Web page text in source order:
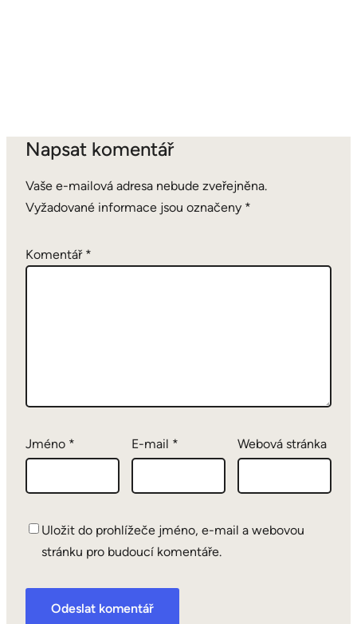
Napsat komentář
Vaše e-mailová adresa nebude zveřejněna.
Vyžadované informace jsou označeny *
Komentář *
Jméno * E-mail * Webová stránka
Uložit do prohlížeče jméno, e-mail a webovou
stránku pro budoucí komentáře.